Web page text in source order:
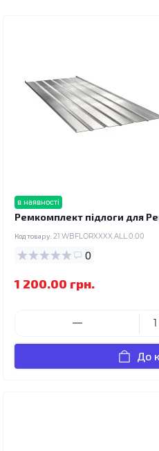
в наявності
Ремкомплект підлоги для
Код товару: 21.WBFLORXXXX.ALL.0.00
0
1 200.00 грн.
До